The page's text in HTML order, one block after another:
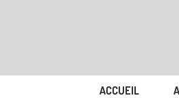
ACCUEIL